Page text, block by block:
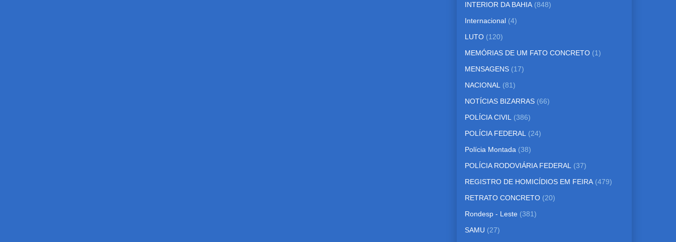
INTERIOR DA BAHIA (848)
Internacional (4)
LUTO (120)
MEMÓRIAS DE UM FATO CONCRETO (1)
MENSAGENS (17)
NACIONAL (81)
NOTÍCIAS BIZARRAS (66)
POLÍCIA CIVIL (386)
POLÍCIA FEDERAL (24)
Polícia Montada (38)
POLÍCIA RODOVIÁRIA FEDERAL (37)
REGISTRO DE HOMICÍDIOS EM FEIRA (479)
RETRATO CONCRETO (20)
Rondesp - Leste (381)
SAMU (27)